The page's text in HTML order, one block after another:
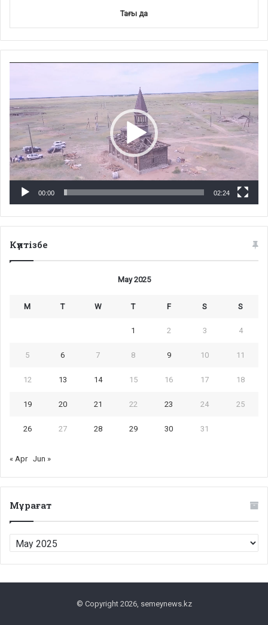
Тағы да
00:00 02:24
Күнтізбе
May 2025
M T W T F S S
1 2 3 4
5 6 7 8 9 10 11
12 13 14 15 16 17 18
19 20 21 22 23 24 25
26 27 28 29 30 31
« Apr Jun »
Мұрағат
Мұрағат
© Copyright 2026, semeynews.kz